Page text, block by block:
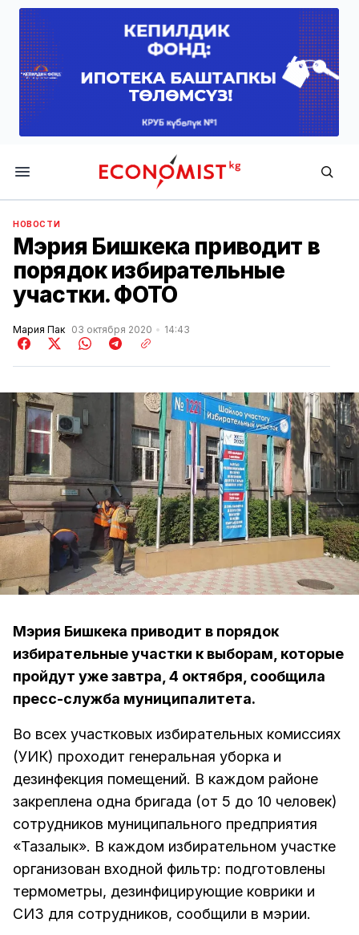
Economist.kg
НОВОСТИ
Мэрия Бишкека приводит в
порядок избирательные
участки. ФОТО
Мария Пак 03 октября 2020 14:43
Мэрия Бишкека приводит в порядок
избирательные участки к выборам, которые
пройдут уже завтра, 4 октября, сообщила
пресс-служба муниципалитета.
Во всех участковых избирательных комиссиях
(УИК) проходит генеральная уборка и
дезинфекция помещений. В каждом районе
закреплена одна бригада (от 5 до 10 человек)
сотрудников муниципального предприятия
«Тазалык». В каждом избирательном участке
организован входной фильтр: подготовлены
термометры, дезинфицирующие коврики и
СИЗ для сотрудников, сообщили в мэрии.